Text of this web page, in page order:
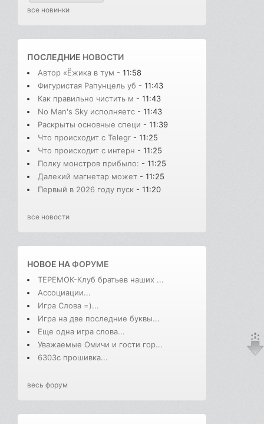
все новинки
ПОСЛЕДНИЕ НОВОСТИ
Автор «Ёжика в тум - 11:58
Фигуристая Рапунцель уб - 11:43
Как правильно чистить м - 11:43
No Man's Sky исполняетс - 11:43
Раскрыты основные специ - 11:39
Что происходит с Telegr - 11:25
Что происходит с интерн - 11:25
Полку монстров прибыло: - 11:25
Далекий магнетар может - 11:25
Первый в 2026 году пуск - 11:20
все новости
НОВОЕ НАФОРУМЕ
ТЕРЕМОК-Клуб братьев наших ...
Ассоциации...
Игра Слова =)...
Игра на две последние буквы...
Еще одна игра слова...
Уважаемые Омичи и гости гор...
6303с прошивка...
весь форум